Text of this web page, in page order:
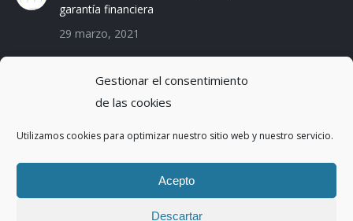
Gestionar el consentimiento
de las cookies
Utilizamos cookies para optimizar nuestro sitio web y nuestro servicio.
Acepto
Descartar
garantía financiera
29 marzo, 2021
de la Huella de Carbono
3 diciembre, 2019
Reduciendo la Huella Hídrica en una planta de
montaje de coches